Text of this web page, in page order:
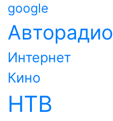
google
Авторадио
Интернет
Кино
НТВ